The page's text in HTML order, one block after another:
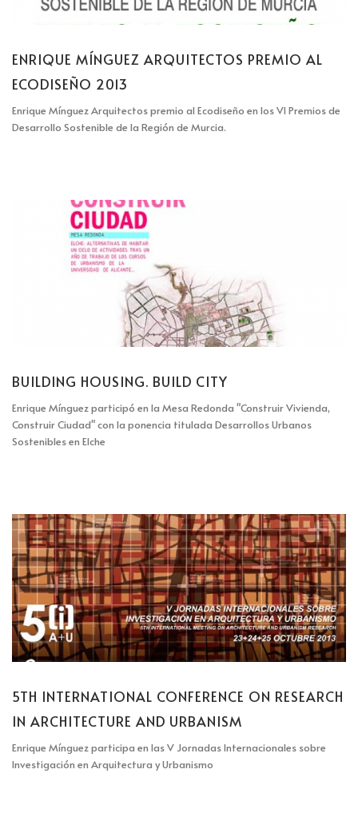
ENRIQUE MÍNGUEZ ARQUITECTOS PREMIO AL
ECODISEÑO 2013
Enrique Mínguez Arquitectos premio al Ecodiseño en los VI Premios de
Desarrollo Sostenible de la Región de Murcia.
BUILDING HOUSING. BUILD CITY
Enrique Mínguez participó en la Mesa Redonda "Construir Vivienda,
Construir Ciudad" con la ponencia titulada Desarrollos Urbanos
Sostenibles en Elche
5TH INTERNATIONAL CONFERENCE ON RESEARCH
IN ARCHITECTURE AND URBANISM
Enrique Mínguez participa en las V Jornadas Internacionales sobre
Investigación en Arquitectura y Urbanismo